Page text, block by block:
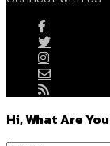
Hi, What Are